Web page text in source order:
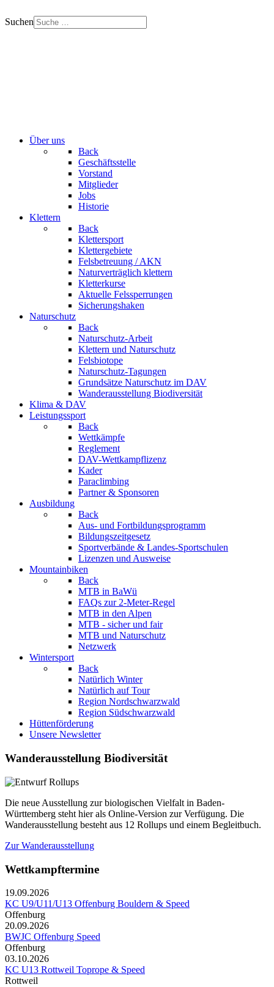
Suchen
Über uns
Back
Geschäftsstelle
Vorstand
Mitglieder
Jobs
Historie
Klettern
Back
Klettersport
Klettergebiete
Felsbetreuung / AKN
Naturverträglich klettern
Kletterkurse
Aktuelle Felssperrungen
Sicherungshaken
Naturschutz
Back
Naturschutz-Arbeit
Klettern und Naturschutz
Felsbiotope
Naturschutz-Tagungen
Grundsätze Naturschutz im DAV
Wanderausstellung Biodiversität
Klima & DAV
Leistungssport
Back
Wettkämpfe
Reglement
DAV-Wettkampflizenz
Kader
Paraclimbing
Partner & Sponsoren
Ausbildung
Back
Aus- und Fortbildungsprogramm
Bildungszeitgesetz
Sportverbände & Landes-Sportschulen
Lizenzen und Ausweise
Mountainbiken
Back
MTB in BaWü
FAQs zur 2-Meter-Regel
MTB in den Alpen
MTB - sicher und fair
MTB und Naturschutz
Netzwerk
Wintersport
Back
Natürlich Winter
Natürlich auf Tour
Region Nordschwarzwald
Region Südschwarzwald
Hüttenförderung
Unsere Newsletter
Wanderausstellung Biodiversität
Die neue Ausstellung zur biologischen Vielfalt in Baden-
Württemberg steht hier als Online-Version zur Verfügung. Die
Wanderausstellung besteht aus 12 Rollups und einem Begleitbuch.
Zur Wanderausstellung
Wettkampftermine
19.09.2026
KC U9/U11/U13 Offenburg Bouldern & Speed
Offenburg
20.09.2026
BWJC Offenburg Speed
Offenburg
03.10.2026
KC U13 Rottweil Toprope & Speed
Rottweil